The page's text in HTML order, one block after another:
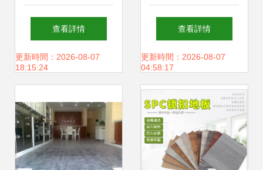
場行情 價格、批發
(fā)與選購指南
查看詳情
更新時間：2026-08-07
18:15:24
塑地板 品質(zhì)、
圖片與最新產
(chǎn)品展示
查看詳情
更新時間：2026-08-07
04:58:17